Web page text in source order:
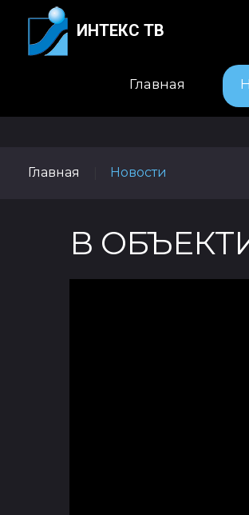
ИНТЕКС ТВ
Главная
Главная Новости
В